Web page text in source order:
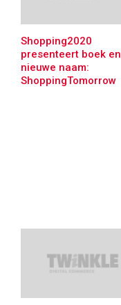
Shopping2020
presenteert boek en
nieuwe naam:
ShoppingTomorrow